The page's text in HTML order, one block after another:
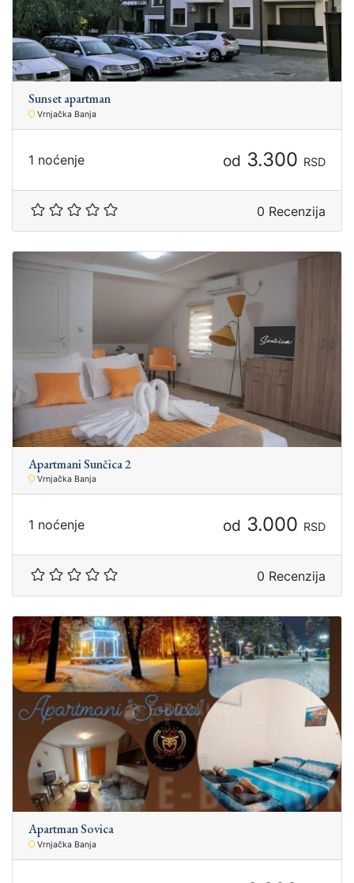
Sunset apartman
Vrnjačka Banja
1 noćenje od 3.300 RSD
0 Recenzija
Apartmani Sunčica 2
Vrnjačka Banja
1 noćenje od 3.000 RSD
0 Recenzija
Apartman Sovica
Vrnjačka Banja